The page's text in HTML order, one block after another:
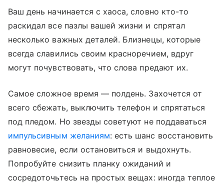
Ваш день начинается с хаоса, словно кто-то
раскидал все пазлы вашей жизни и спрятал
несколько важных деталей. Близнецы, которые
всегда славились своим красноречием, вдруг
могут почувствовать, что слова предают их.
Самое сложное время — полдень. Захочется от
всего сбежать, выключить телефон и спрятаться
под пледом. Но звезды советуют не поддаваться
импульсивным желаниям: есть шанс восстановить
равновесие, если остановиться и выдохнуть.
Попробуйте снизить планку ожиданий и
сосредоточьтесь на простых вещах: иногда теплое